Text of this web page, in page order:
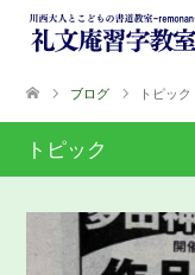
ブログ トピック
トピック